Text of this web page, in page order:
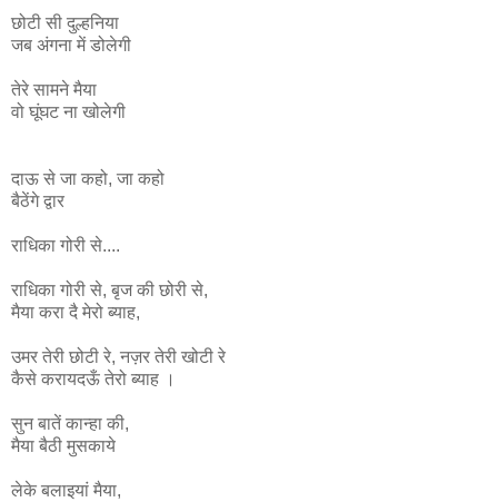
छोटी सी दुल्हनिया
जब अंगना में डोलेगी
तेरे सामने मैया
वो घूंघट ना खोलेगी
दाऊ से जा कहो, जा कहो
बैठेंगे द्वार
राधिका गोरी से....
राधिका गोरी से, बृज की छोरी से,
मैया करा दै मेरो ब्याह,
उमर तेरी छोटी रे, नज़र तेरी खोटी रे
कैसे करायदऊँ तेरो ब्याह ।
सुन बातें कान्हा की,
मैया बैठी मुसकाये
लेके बलाइयां मैया,